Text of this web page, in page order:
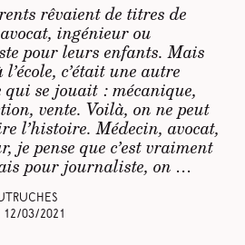
rêvaient de titres de
ingénieur ou
pour leurs enfants. Mais
c’était une autre
qui se jouait : mécanique,
vente. Voilà, on ne peut
l’histoire. Médecin, avocat,
je pense que c’est vraiment
pour journaliste, on …
12/03/2021